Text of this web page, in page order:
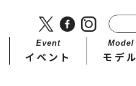
Event
イベント モデ